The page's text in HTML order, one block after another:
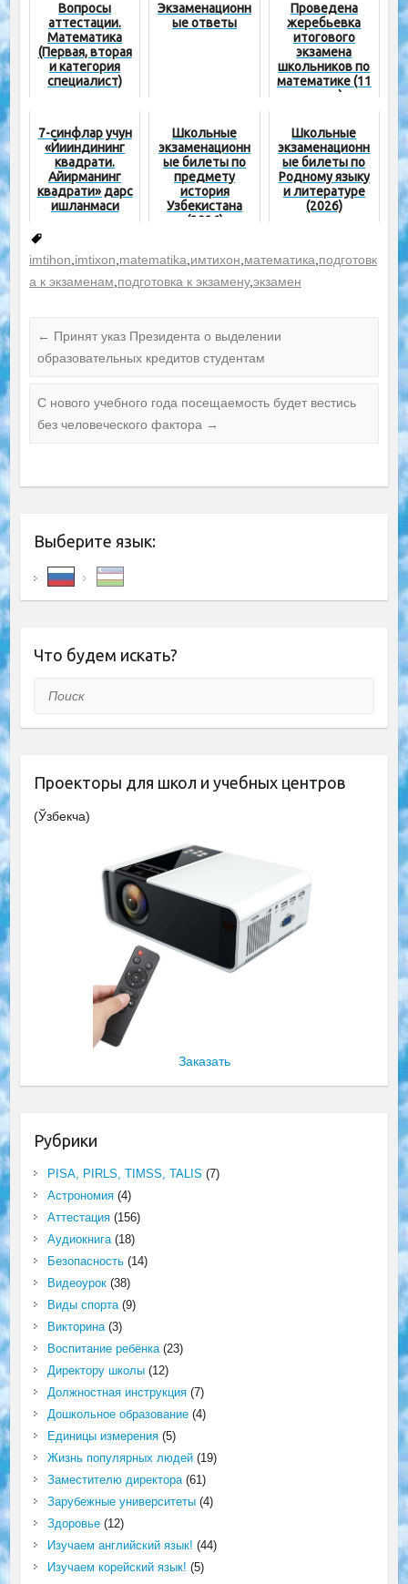
Вопросы
аттестации.
Математика
(Первая, вторая
и категория
специалист)
Экзаменационн
ые ответы
Проведена
жеребьевка
итогового
экзамена
школьников по
математике (11
класс)
7-синфлар учун
«Йиғиндининг
квадрати.
Айирманинг
квадрати» дарс
ишланмаси
Школьные
экзаменационн
ые билеты по
предмету
история
Узбекистана
(2026)
Школьные
экзаменационн
ые билеты по
Родному языку
и литературе
(2026)
imtihon,imtixon,matematika,имтихон,математика,подготовк
а к экзаменам,подготовка к экзамену,экзамен
← Принят указ Президента о выделении
образовательных кредитов студентам
C нового учебного года посещаемость будет вестись
без человеческого фактора →
Выберите язык:
Что будем искать?
Поиск
Проекторы для школ и учебных центров
(Ўзбекча)
Заказать
Рубрики
PISA, PIRLS, TIMSS, TALIS (7)
Астрономия(4)
Аттестация(156)
Аудиокнига(18)
Безопасность(14)
Видеоурок(38)
Виды спорта(9)
Викторина(3)
Воспитание ребёнка(23)
Директору школы(12)
Должностная инструкция(7)
Дошкольное образование(4)
Единицы измерения(5)
Жизнь популярных людей(19)
Заместителю директора(61)
Зарубежные университеты(4)
Здоровье(12)
Изучаем английский язык! (44)
Изучаем корейский язык! (5)